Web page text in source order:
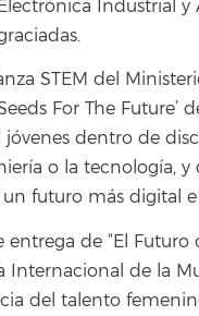
Industrial
STEM del
For The Future’
dentro de
o la tecnología,
futuro más digital e
entrega de “El Futuro
Internacional de la
del talento